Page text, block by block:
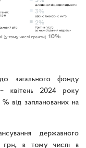
загального фонду
квітень 2024 року
від запланованих на
державного
грн, в тому числі в